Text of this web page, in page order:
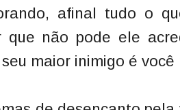
afinal tudo o
que não pode ele
maior inimigo é você